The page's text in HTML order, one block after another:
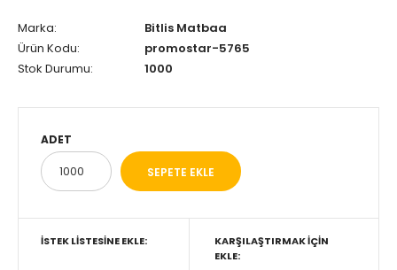
Marka:
Bitlis Matbaa
Ürün Kodu:
promostar-5765
Stok Durumu:
1000
ADET
İSTEK LISTESINE EKLE:
KARŞILAŞTIRMAK IÇIN
EKLE: